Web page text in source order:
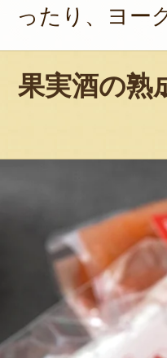
ったり、ヨー
果実酒の熟